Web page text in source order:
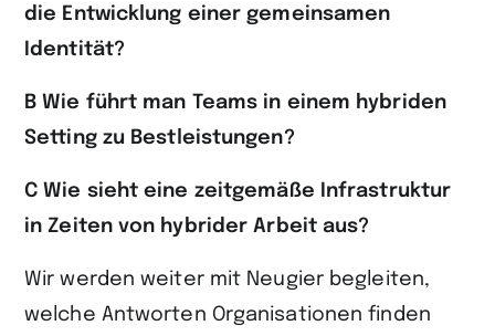
die Entwicklung einer gemeinsamen
Identität?
B Wie führt man Teams in einem hybriden
Setting zu Bestleistungen?
C Wie sieht eine zeitgemäße Infrastruktur
in Zeiten von hybrider Arbeit aus?
Wir werden weiter mit Neugier begleiten,
welche Antworten Organisationen finden